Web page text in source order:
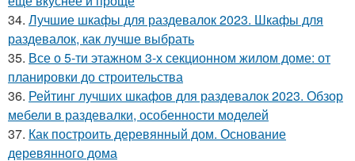
34. Лучшие шкафы для раздевалок 2023. Шкафы для
раздевалок, как лучше выбрать
35. Все о 5-ти этажном 3-х секционном жилом доме: от
планировки до строительства
36. Рейтинг лучших шкафов для раздевалок 2023. Обзор
мебели в раздевалки, особенности моделей
37. Как построить деревянный дом. Основание
деревянного дома